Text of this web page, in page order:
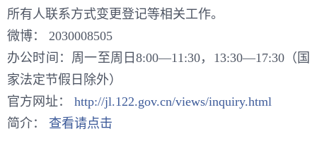
所有人联系方式变更登记等相关工作。
微博： 2030008505
办公时间：周一至周日8:00—11:30，13:30—17:30（国
家法定节假日除外）
官方网址： http://jl.122.gov.cn/views/inquiry.html
简介： 查看请点击